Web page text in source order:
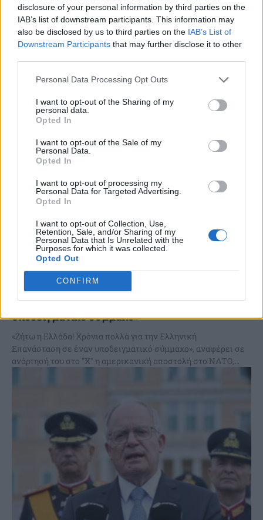
disclosure of your personal information by third parties on the
IAB’s list of downstream participants. This information may
also be disclosed by us to third parties on the IAB’s List of
Downstream Participants that may further disclose it to other
Personal Data Processing Opt Outs
I want to opt-out of the Sharing of my
personal data.
Opted In
I want to opt-out of the Sale of my
Personal Data.
Opted In
I want to opt-out of processing my
Personal Data for Targeted Advertising.
Opted In
I want to opt-out of Collection, Use,
Retention, Sale, and/or Sharing of my
Personal Data that Is Unrelated with the
Purposes for which it was collected.
Opted Out
CONFIRM
Ν.Χαρδαλιάς: Σε ένα διεθνές περιβάλλον
έντονης αστάθειας, η Ελλάδα είναι πυλώνας
ελευθερίας
εκδηλώσεις για την Εθνική Επέτειο της 25ης Μαρτίου, που
περιφερειάρχης Αττικής Νίκος...
Αποστολή των ΗΠΑ στο ΝΑΤΟ: «Χρόνια πολλά
για την Ελληνική Επανάσταση σε έναν
υποδειγματικό σύμμαχο»
«Ζήτω η Ελλάδα! Χρόνια πολλά για την Ελληνική
Επανάσταση σε έναν υποδειγματικό σύμμαχο», αναφέρει σε
ανάρτησή του στο "X" η αμερικανική αποστολή στο ΝΑΤΟ,...